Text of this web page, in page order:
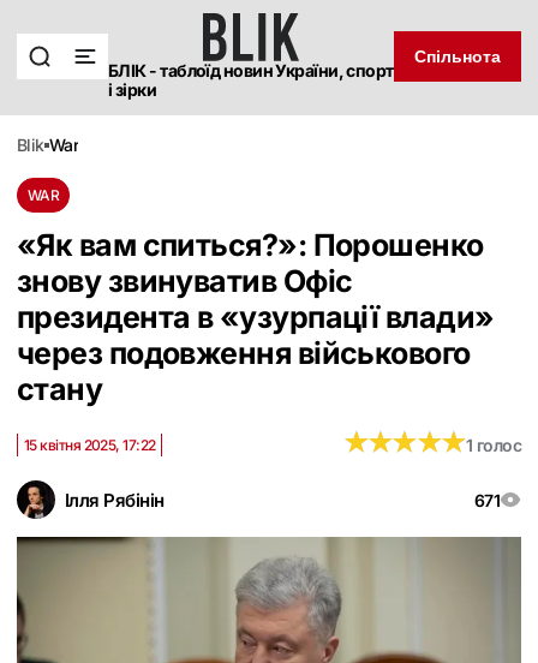
БЛІК - таблоїд новин України, спорт
і зірки
Спільнота
blik war
WAR
«Як вам спиться?»: Порошенко
знову звинуватив Офіс
президента в «узурпації влади»
через подовження військового
стану
Ілля Рябінін 671
15 квітня 2025, 17:22 ★★★★★
★★★★★1 голос